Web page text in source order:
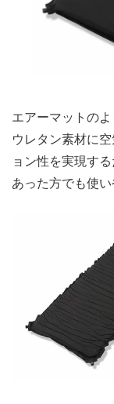
エアーマットの
ウレタン素材に
ョン性を実現す
あった方でも使い